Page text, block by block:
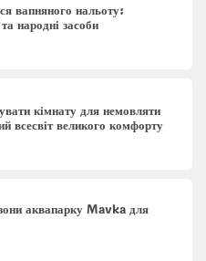
вапняного нальоту:
народні засоби
кімнату для немовляти
всесвіт великого комфорту
аквапарку Mavka для